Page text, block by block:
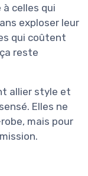
celles qui
exploser leur
qui coûtent
reste
allier style et
Elles ne
mais pour